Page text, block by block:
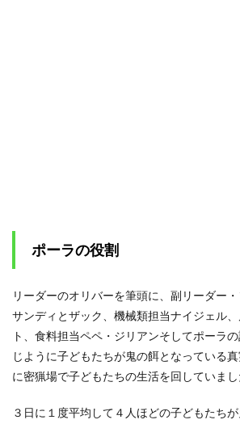
ポーラの役割
リーダーのオリバーを筆頭に、副リーダー
サンディとザック、機械類担当ナイジェル
ト、食料担当ペペ・ジリアンそしてポーラ
じように子どもたちが鬼の餌となっている
に密猟場で子どもたちの生活を回していまし
３日に１度平均して４人ほどの子どもたち